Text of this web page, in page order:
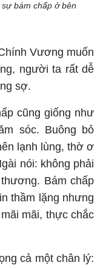
bám chấp ở bên
Vương muốn
người ta rất dễ
sợ.
cũng giống như
sóc. Buông bỏ
lạnh lùng, thờ ơ
nói: không phải
Bám chấp
thầm lặng nhưng
mãi, thực chắc
cả một chân lý: